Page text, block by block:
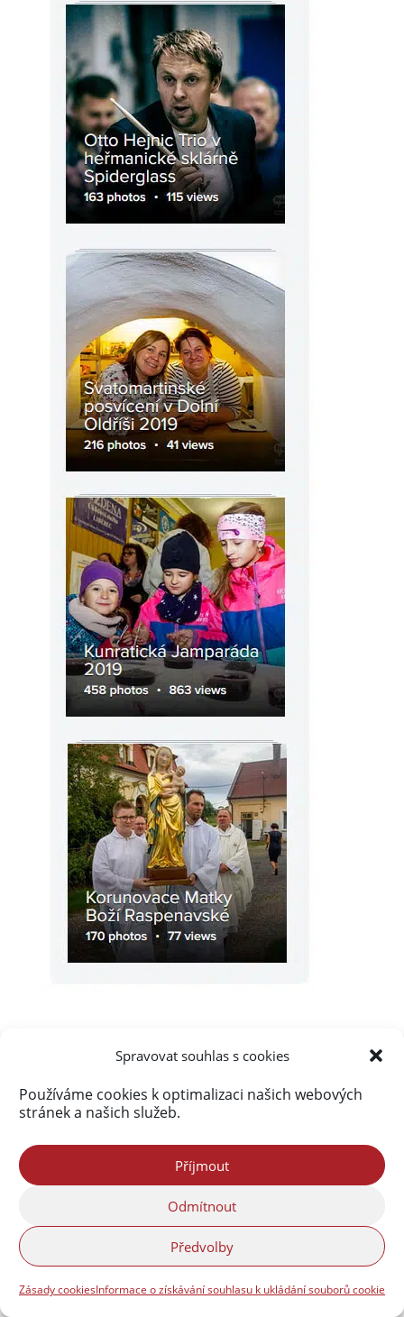
Spravovat souhlas s cookies
Používáme cookies k optimalizaci našich webových
stránek a našich služeb.
Příjmout
Odmítnout
Předvolby
Zásady cookiesInformace o získávání souhlasu k ukládání souborů cookie
290 060 spamů